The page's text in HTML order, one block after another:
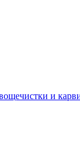
и